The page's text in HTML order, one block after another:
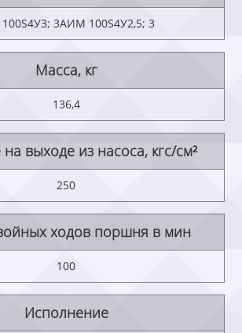
3АИМ 100S4У2,5; 3
Масса, кг
136,4
выходе из насоса, кгс/см²
250
ходов поршня в мин
100
Исполнение